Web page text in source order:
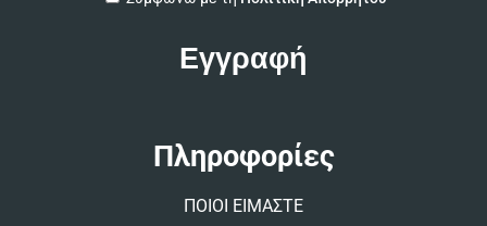
Πληροφορίες
ΠΟΙΟΙ ΕΙΜΑΣΤΕ